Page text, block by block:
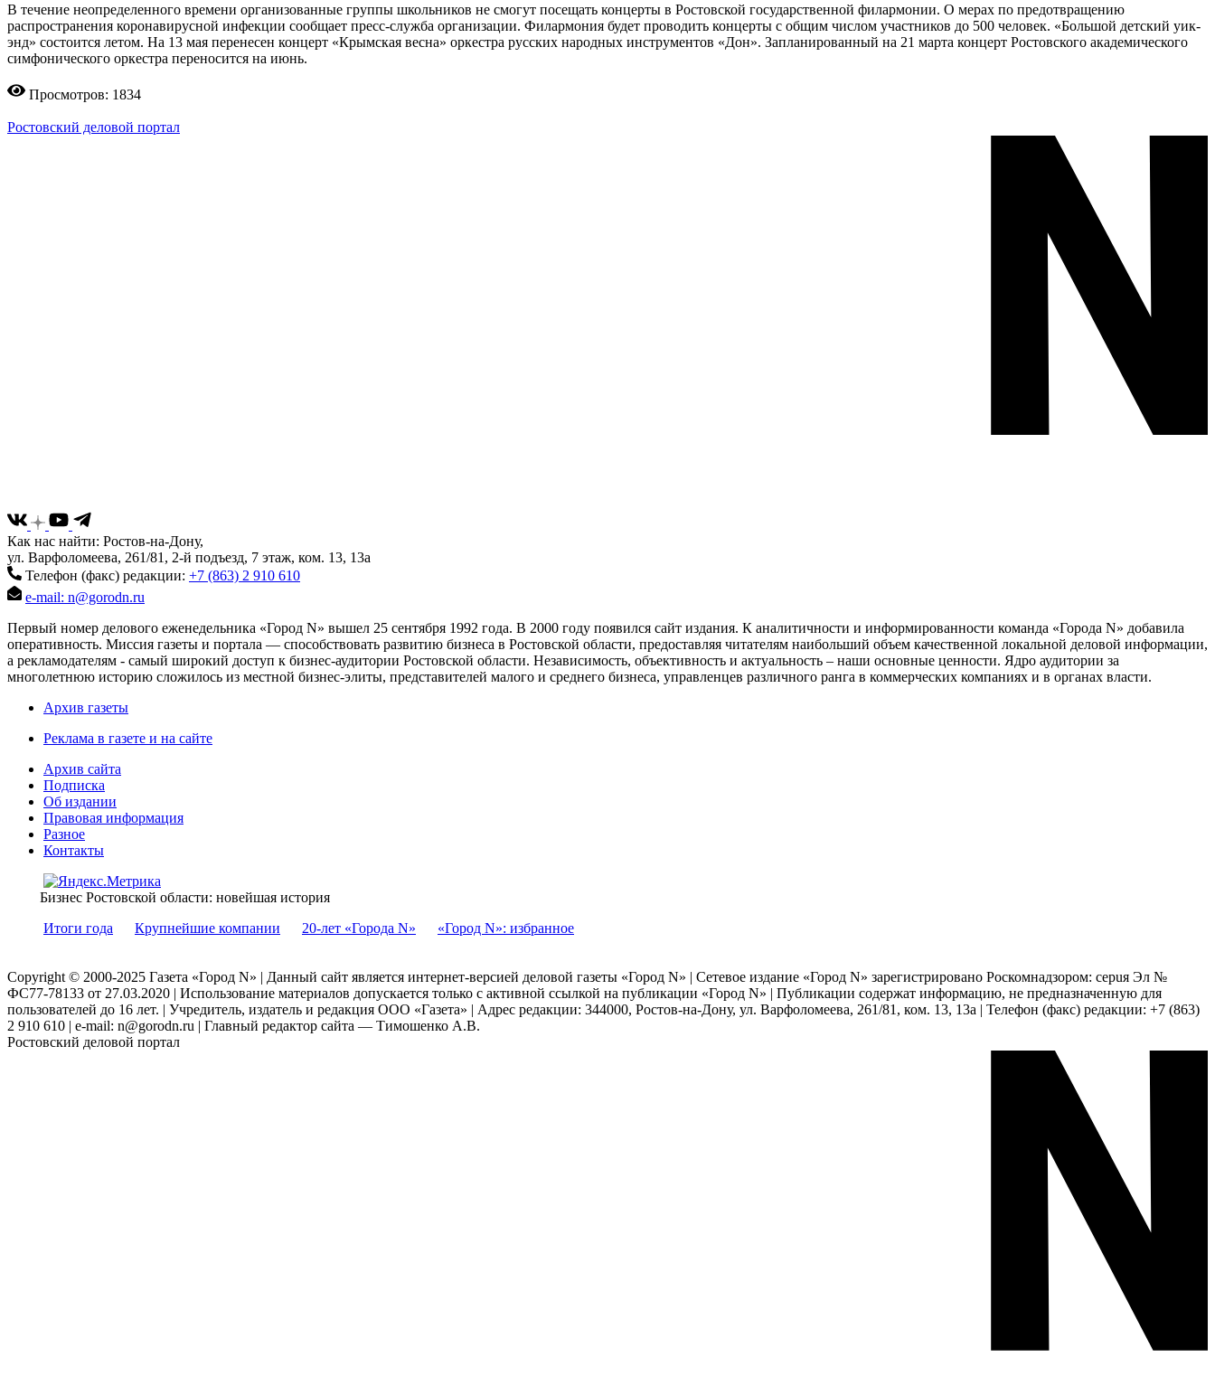
В течение неопределенного времени организованные группы школьников не смогут посещать концерты в Ростовской государственной филармонии. О мерах по предотвращению
распространения коронавирусной инфекции сообщает пресс-служба организации. Филармония будет проводить концерты с общим числом участников до 500 человек. «Большой детский уик-
энд» состоится летом. На 13 мая перенесен концерт «Крымская весна» оркестра русских народных инструментов «Дон». Запланированный на 21 марта концерт Ростовского академического
симфонического оркестра переносится на июнь.
Просмотров: 1834
Ростовский деловой портал
Как нас найти: Ростов-на-Дону,
ул. Варфоломеева, 261/81, 2-й подъезд, 7 этаж, ком. 13, 13а
Телефон (факс) редакции: +7 (863) 2 910 610
e-mail: n@gorodn.ru
Первый номер делового еженедельника «Город N» вышел 25 сентября 1992 года. В 2000 году появился сайт издания. К аналитичности и информированности команда «Города N» добавила
оперативность. Миссия газеты и портала — способствовать развитию бизнеса в Ростовской области, предоставляя читателям наибольший объем качественной локальной деловой информации,
а рекламодателям - самый широкий доступ к бизнес-аудитории Ростовской области. Независимость, объективность и актуальность – наши основные ценности. Ядро аудитории за
многолетнюю историю сложилось из местной бизнес-элиты, представителей малого и среднего бизнеса, управленцев различного ранга в коммерческих компаниях и в органах власти.
Архив газеты
Реклама в газете и на сайте
Архив сайта
Подписка
Об издании
Правовая информация
Разное
Контакты
Бизнес Ростовской области: новейшая история
Итоги года
Крупнейшие компании 20-лет «Города N» «Город N»: избранное
Copyright © 2000-2025 Газета «Город N» | Данный сайт является интернет-версией деловой газеты «Город N» | Сетевое издание «Город N» зарегистрировано Роскомнадзором: серuя Эл №
ФС77-78133 от 27.03.2020 | Использование материалов допускается только с активной ссылкой на публикации «Город N» | Публикации содержат информацию, не предназначенную для
пользователей до 16 лет. | Учредитель, издатель и редакция ООО «Газета» | Адрес редакции: 344000, Ростов-на-Дону, ул. Варфоломеева, 261/81, ком. 13, 13а | Телефон (факс) редакции: +7 (863)
2 910 610 | e-mail: n@gorodn.ru | Главный редактор сайта — Тимошенко А.В.
Ростовский деловой портал